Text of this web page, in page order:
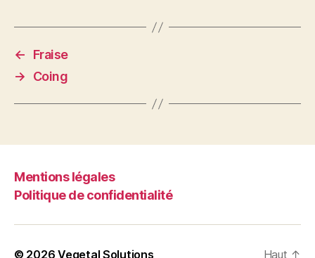
←
Fraise
→
Coing
Mentions légales
Politique de confidentialité
© 2026Vegetal Solutions Haut ↑